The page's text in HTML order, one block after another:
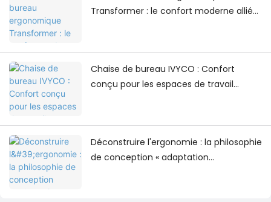
Transformer : le confort moderne allié
Chaise de bureau IVYCO : Confort
conçu pour les espaces de travail
Déconstruire l'ergonomie : la philosophie
de conception « adaptation